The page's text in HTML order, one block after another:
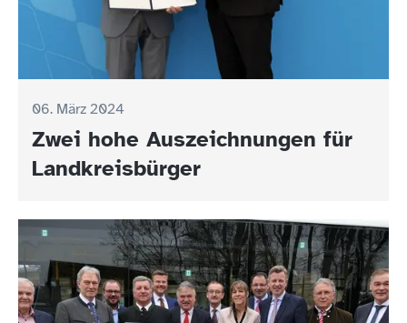
06. März 2024
Zwei hohe Auszeichnungen für
Landkreisbürger